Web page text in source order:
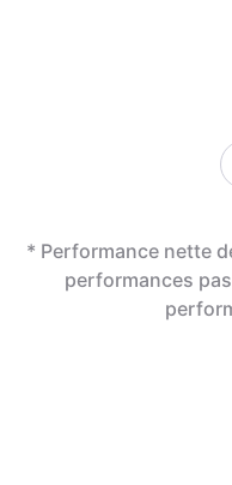
* Performance nette
performances